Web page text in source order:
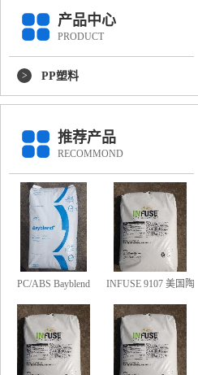
产品中心
PRODUCT
PP塑料
推荐产品
RECOMMOND
PC/ABS Bayblend
FR3010-000000 防火
阻燃PC/ABS FR3010
上海科思创
INFUSE 9107 美国陶
氏OBC 9107